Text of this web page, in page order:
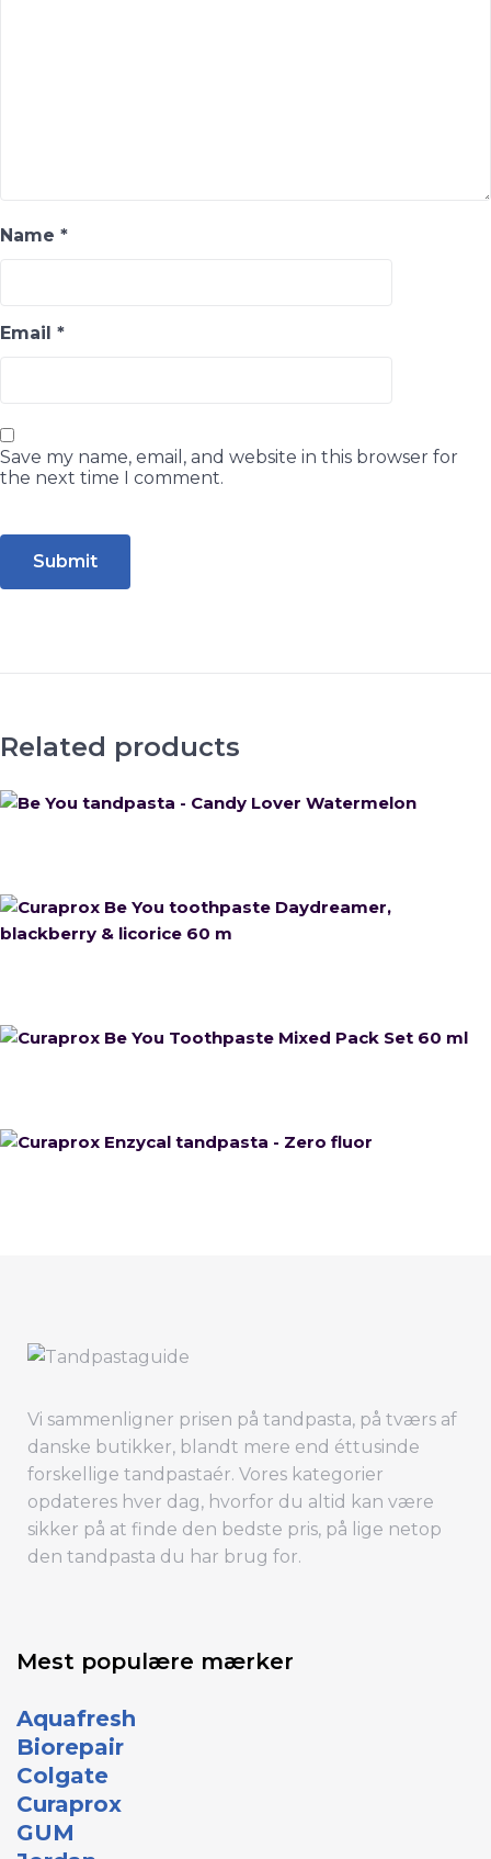
Name *
Email *
Save my name, email, and website in this browser for
the next time I comment.
Related products
Vi sammenligner prisen på tandpasta, på tværs af
danske butikker, blandt mere end éttusinde
forskellige tandpastaér. Vores kategorier
opdateres hver dag, hvorfor du altid kan være
sikker på at finde den bedste pris, på lige netop
den tandpasta du har brug for.
Mest populære mærker
Aquafresh
Biorepair
Colgate
Curaprox
GUM